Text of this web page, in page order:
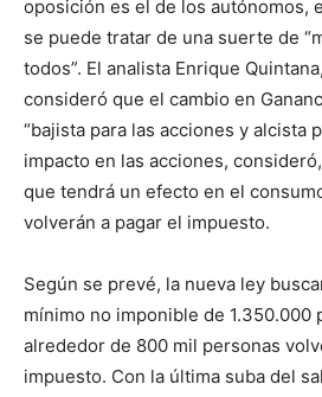
oposición es el de los autónomos,
se puede tratar de una suerte de
todos”. El analista Enrique
consideró que el cambio en
“bajista para las acciones y alcista
impacto en las acciones,
que tendrá un efecto en el
volverán a pagar el impuesto.
Según se prevé, la nueva ley
mínimo no imponible de 1.350.000
alrededor de 800 mil personas
impuesto. Con la última suba del